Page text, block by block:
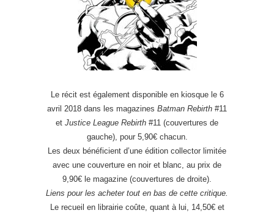
Le récit est également disponible en kiosque le 6
avril 2018 dans les magazines Batman Rebirth #11
et Justice League Rebirth #11 (couvertures de
gauche), pour 5,90€ chacun.
Les deux bénéficient d’une édition collector limitée
avec une couverture en noir et blanc, au prix de
9,90€ le magazine (couvertures de droite).
Liens pour les acheter tout en bas de cette critique.
Le recueil en librairie coûte, quant à lui, 14,50€ et